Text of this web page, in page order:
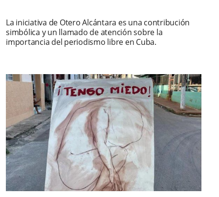
La iniciativa de Otero Alcántara es una contribución
simbólica y un llamado de atención sobre la
importancia del periodismo libre en Cuba.